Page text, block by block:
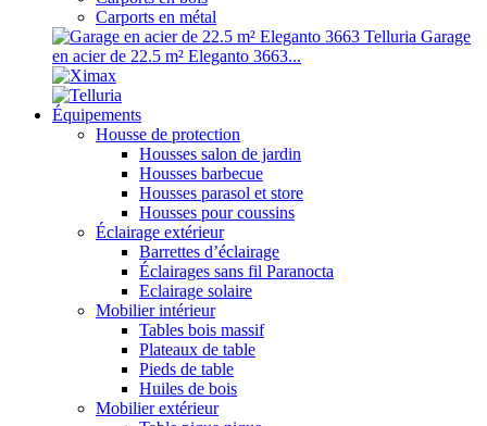
Carports en métal
Garage
en acier de 22.5 m² Eleganto 3663...
Équipements
Housse de protection
Housses salon de jardin
Housses barbecue
Housses parasol et store
Housses pour coussins
Éclairage extérieur
Barrettes d’éclairage
Éclairages sans fil Paranocta
Eclairage solaire
Mobilier intérieur
Tables bois massif
Plateaux de table
Pieds de table
Huiles de bois
Mobilier extérieur